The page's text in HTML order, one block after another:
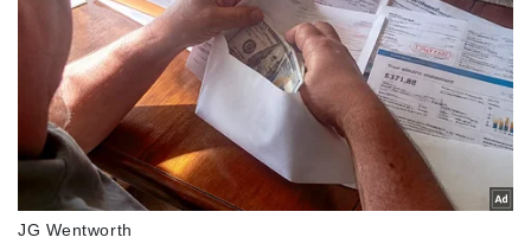
Cây thuốc
Sản phụ khoa
Nhi khoa
Nam khoa
Làm đẹp - giảm cân
Phòng mạch online
Ăn sạch sống khỏe
Blog
Tình yêu - Gia đình